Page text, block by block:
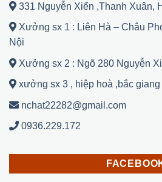
331 Nguyễn Xiển ,Thanh Xuân,
Xưởng sx 1 : Liên Hà – Châu
Nội
Xưởng sx 2 : Ngõ 280 Nguyễn
xưởng sx 3 , hiệp hoà ,bắc giang
nchat22282@gmail.com
0936.229.172